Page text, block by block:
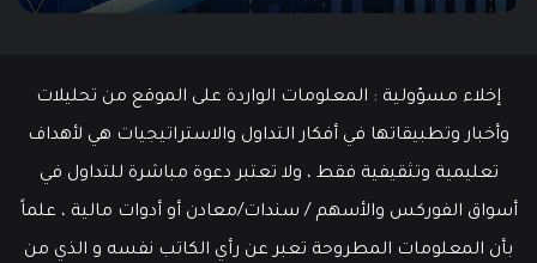
إخلاء مسؤولية : المعلومات الواردة على الموقع من تحليلات
وأخبار وتطبيقاتها في أفكار التداول والاستراتيجيات هي لأهداف
تعليمية وتثقيفية فقط ، ولا تعتبر دعوة مباشرة للتداول في
أسواق الفوركس والأسهم / سندات/معادن أو أدوات مالية ، علماً
بأن المعلومات المطروحة تعبر عن رأي الكاتب نفسه و الذي من